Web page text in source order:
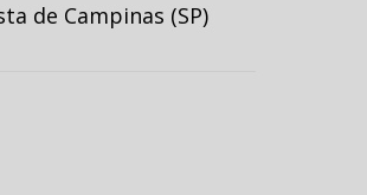
de Campinas (SP)